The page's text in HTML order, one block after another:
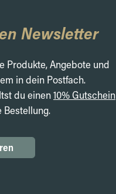
Newsletter
Produkte, Angebote und
in dein Postfach.
du einen10% Gutschein
Bestellung.